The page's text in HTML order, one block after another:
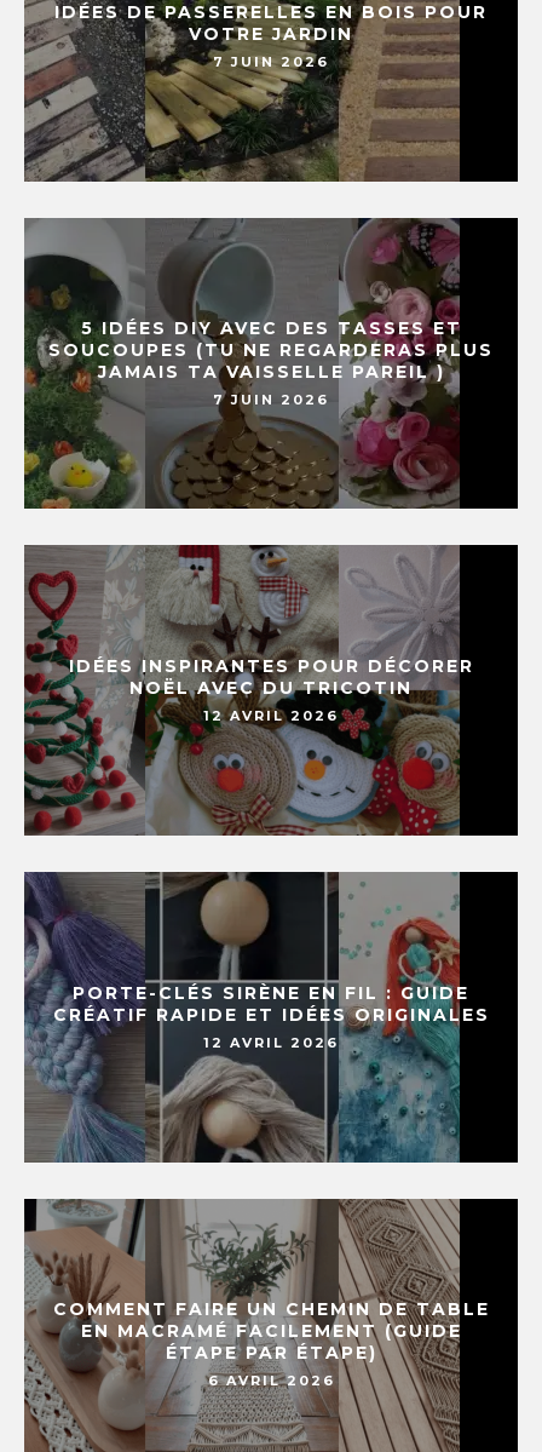
IDÉES DE PASSERELLES EN BOIS POUR
VOTRE JARDIN
7 JUIN 2026
5 IDÉES DIY AVEC DES TASSES ET
SOUCOUPES (TU NE REGARDERAS PLUS
JAMAIS TA VAISSELLE PAREIL )
7 JUIN 2026
IDÉES INSPIRANTES POUR DÉCORER
NOËL AVEC DU TRICOTIN
12 AVRIL 2026
PORTE-CLÉS SIRÈNE EN FIL : GUIDE
CRÉATIF RAPIDE ET IDÉES ORIGINALES
12 AVRIL 2026
COMMENT FAIRE UN CHEMIN DE TABLE
EN MACRAMÉ FACILEMENT (GUIDE
ÉTAPE PAR ÉTAPE)
6 AVRIL 2026